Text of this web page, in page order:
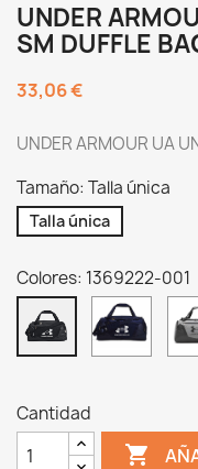
UNDER
SM DUFFLE
33,06 €
UNDER ARMOUR UA
Tamaño: Talla única
Talla única
Colores: 1369222-001
1369222-
001
410
Cantidad
